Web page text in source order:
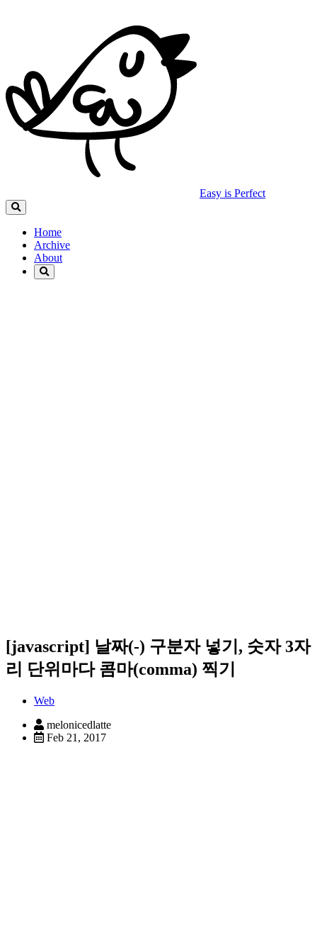
Easy is Perfect
Home
Archive
About
[javascript] 날짜(-) 구분자 넣기, 숫자 3자
리 단위마다 콤마(comma) 찍기
Web
melonicedlatte
Feb 21, 2017